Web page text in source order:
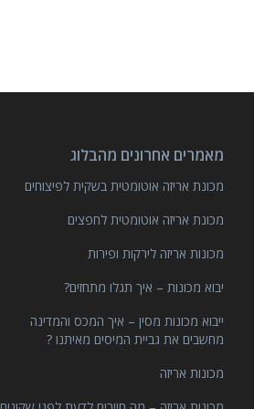
מאמרים אחרונים מהבלוג
מכונת אריזה אוטומטית בשקית לפיצוחים
מכונת אריזה אוטומטית לחפצים
מכונות אריזה לירקות ופירות
יבוא מכונות – איך תגלו מתחזים?
ייבוא מכונות מסין – איך המכס והמדינה
מחשבים את גביית המיסים מאיתנו ?
מכונות אריזה